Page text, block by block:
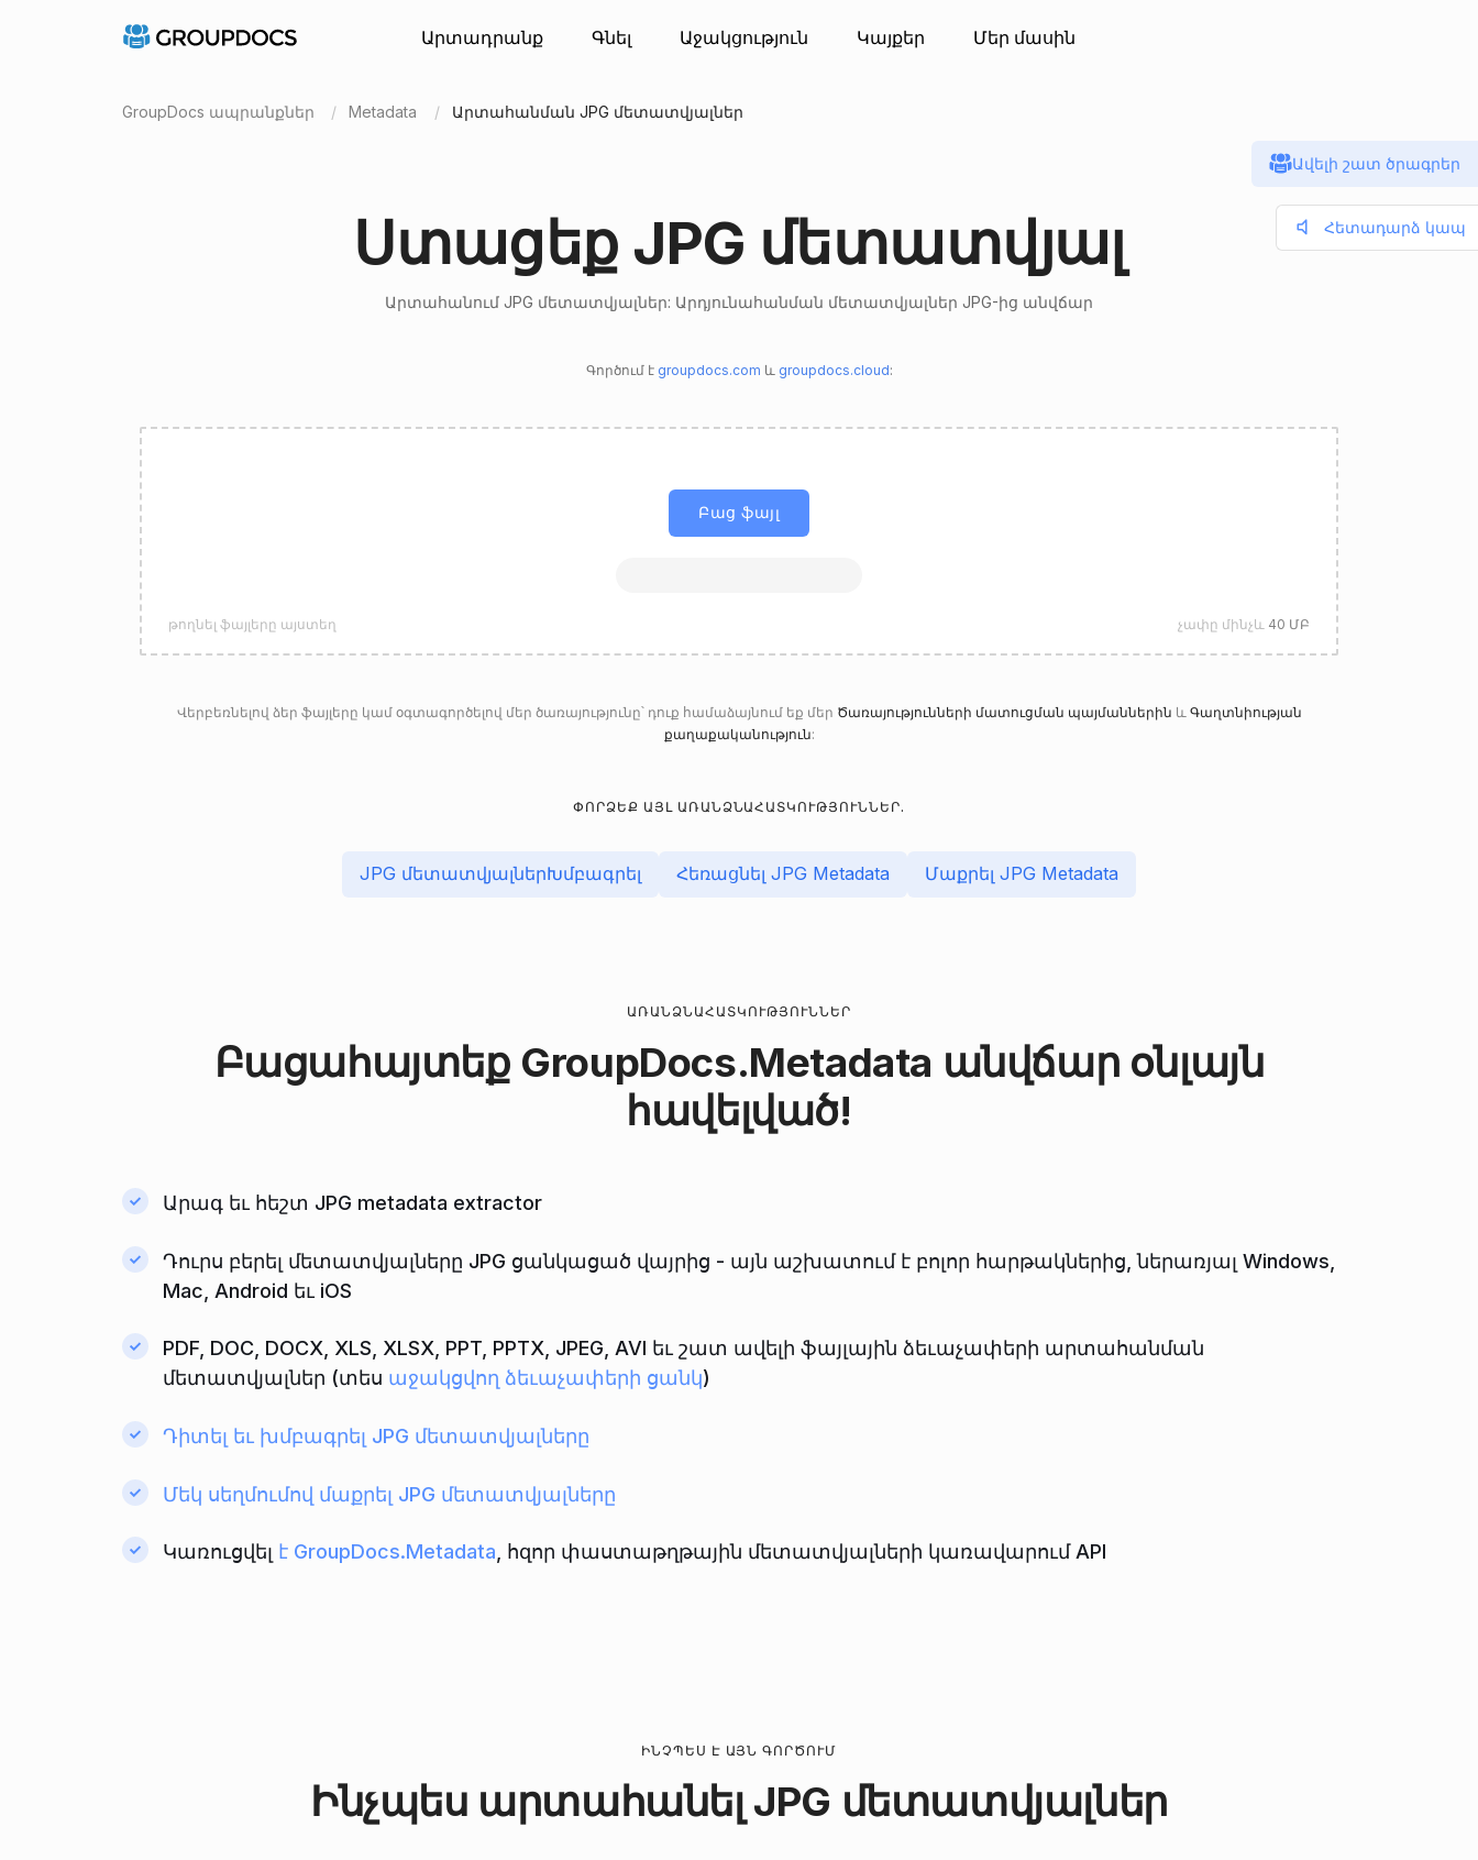
Արտադրանք Գնել Աջակցություն Կայքեր Մեր մասին
GroupDocs ապրանքներ Metadata Արտահանման JPG մետատվյալներ
Ստացեք JPG մետատվյալ
Արտահանում JPG մետատվյալներ: Արդյունահանման մետատվյալներ JPG-ից անվճար
Գործում է groupdocs.com և groupdocs.cloud:
Բաց ֆայլ
թողնել ֆայլերը այստեղ չափը մինչև 40 ՄԲ
Վերբեռնելով ձեր ֆայլերը կամ օգտագործելով մեր ծառայությունը՝ դուք համաձայնում եք մեր Ծառայությունների մատուցման պայմաններին և Գաղտնիության
քաղաքականություն:
ՓՈՐՁԵՔ ԱՅԼ ԱՌԱՆՁՆԱՀԱՏԿՈՒԹՅՈՒՆՆԵՐ.
JPG մետատվյալներԽմբագրել Հեռացնել JPG Metadata Մաքրել JPG Metadata
ԱՌԱՆՁՆԱՀԱՏԿՈՒԹՅՈՒՆՆԵՐ
Բացահայտեք GroupDocs.Metadata անվճար օնլայն
հավելված!
Արագ եւ հեշտ JPG metadata extractor
Դուրս բերել մետատվյալները JPG ցանկացած վայրից - այն աշխատում է բոլոր հարթակներից, ներառյալ Windows,
Mac, Android եւ iOS
PDF, DOC, DOCX, XLS, XLSX, PPT, PPTX, JPEG, AVI եւ շատ ավելի ֆայլային ձեւաչափերի արտահանման
մետատվյալներ (տես աջակցվող ձեւաչափերի ցանկ)
Դիտել եւ խմբագրել JPG մետատվյալները
Մեկ սեղմումով մաքրել JPG մետատվյալները
Կառուցվել է GroupDocs.Metadata , հզոր փաստաթղթային մետատվյալների կառավարում API
ԻՆՉՊԵՍ Է ԱՅՆ ԳՈՐԾՈՒՄ
Ինչպես արտահանել JPG մետատվյալներ
Ավելի շատ ծրագրեր
Հետադարձ կապ